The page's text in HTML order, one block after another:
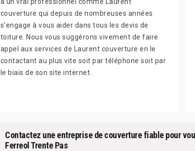
couverture qui depuis de nombreuses années
s’engage à vous aider dans tous les devis de
toiture. Nous vous suggérons vivement de faire
appel aux services de Laurent couverture en le
contactant au plus vite soit par téléphone soit par
le biais de son site internet.
Contactez une entreprise de couverture fiable pour
Ferreol Trente Pas